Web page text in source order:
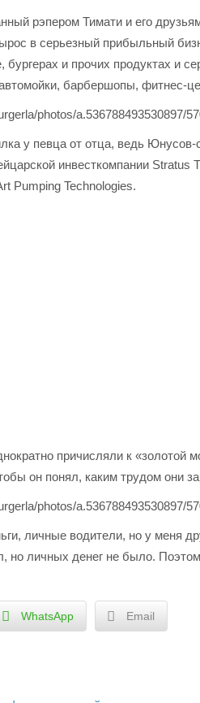
рэпером Тимати и его
в серьезный прибыльный
и прочих продуктах и
барбершопы, фитнес-
photos/a.536788493530897/
у певца от отца, ведь
инвесткомпании Stratus
Pumping Technologies.
причисляли к «золотой
он понял, каким трудом они
photos/a.536788493530897/
личные водители, но у меня
но личных денег не было.
WhatsApp Email